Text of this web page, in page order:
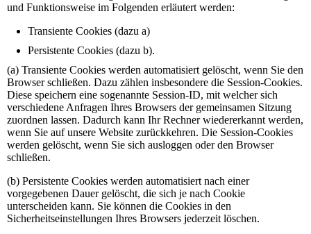
und Funktionsweise im Folgenden erläutert werden:
Transiente Cookies (dazu a)
Persistente Cookies (dazu b).
(a) Transiente Cookies werden automatisiert gelöscht, wenn Sie den
Browser schließen. Dazu zählen insbesondere die Session-Cookies.
Diese speichern eine sogenannte Session-ID, mit welcher sich
verschiedene Anfragen Ihres Browsers der gemeinsamen Sitzung
zuordnen lassen. Dadurch kann Ihr Rechner wiedererkannt werden,
wenn Sie auf unsere Website zurückkehren. Die Session-Cookies
werden gelöscht, wenn Sie sich ausloggen oder den Browser
schließen.
(b) Persistente Cookies werden automatisiert nach einer
vorgegebenen Dauer gelöscht, die sich je nach Cookie
unterscheiden kann. Sie können die Cookies in den
Sicherheitseinstellungen Ihres Browsers jederzeit löschen.